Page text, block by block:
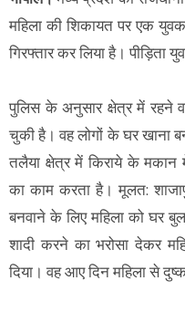
महिला की शिकायत पर एक
गिरफ्तार कर लिया है। पीड़िता
पुलिस के अनुसार क्षेत्र में रहने
चुकी है। वह लोगों के घर खाना
तलैया क्षेत्र में किराये के मकान
का काम करता है। मूलत:
बनवाने के लिए महिला को घर
शादी करने का भरोसा देकर
दिया। वह आए दिन महिला से